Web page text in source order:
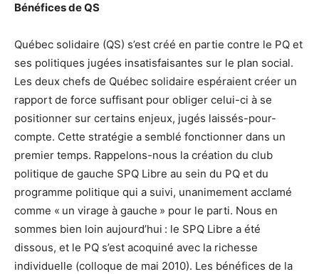
Bénéfices de QS
Québec solidaire (QS) s’est créé en partie contre le PQ et
ses politiques jugées insatisfaisantes sur le plan social.
Les deux chefs de Québec solidaire espéraient créer un
rapport de force suffisant pour obliger celui-ci à se
positionner sur certains enjeux, jugés laissés-pour-
compte. Cette stratégie a semblé fonctionner dans un
premier temps. Rappelons-nous la création du club
politique de gauche SPQ Libre au sein du PQ et du
programme politique qui a suivi, unanimement acclamé
comme « un virage à gauche » pour le parti. Nous en
sommes bien loin aujourd’hui : le SPQ Libre a été
dissous, et le PQ s’est acoquiné avec la richesse
individuelle (colloque de mai 2010). Les bénéfices de la